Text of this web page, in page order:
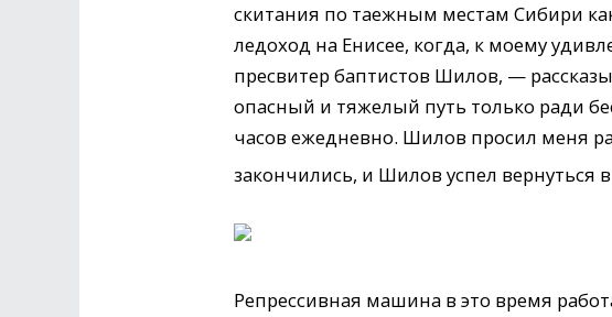
скитания по таежным местам Сибири
ледоход на Енисее, когда, к моему
пресвитер баптистов Шилов, —
опасный и тяжелый путь только ради
часов ежедневно. Шилов просил меня
закончились, и Шилов успел вернуться
Репрессивная машина в это время